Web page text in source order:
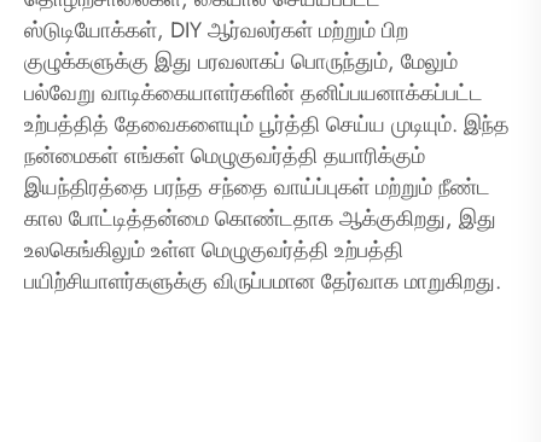
ஸ்டுடியோக்கள், DIY ஆர்வலர்கள் மற்றும் பிற
குழுக்களுக்கு இது பரவலாகப் பொருந்தும், மேலும்
பல்வேறு வாடிக்கையாளர்களின் தனிப்பயனாக்கப்பட்ட
உற்பத்தித் தேவைகளையும் பூர்த்தி செய்ய முடியும். இந்த
நன்மைகள் எங்கள் மெழுகுவர்த்தி தயாரிக்கும்
இயந்திரத்தை பரந்த சந்தை வாய்ப்புகள் மற்றும் நீண்ட
கால போட்டித்தன்மை கொண்டதாக ஆக்குகிறது, இது
உலகெங்கிலும் உள்ள மெழுகுவர்த்தி உற்பத்தி
பயிற்சியாளர்களுக்கு விருப்பமான தேர்வாக மாறுகிறது.